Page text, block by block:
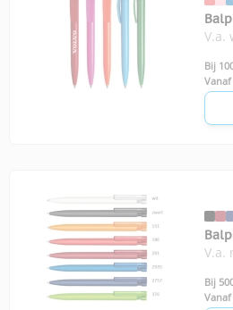
V.a.
Bij
Vanaf
V.a.
Bij
Vanaf